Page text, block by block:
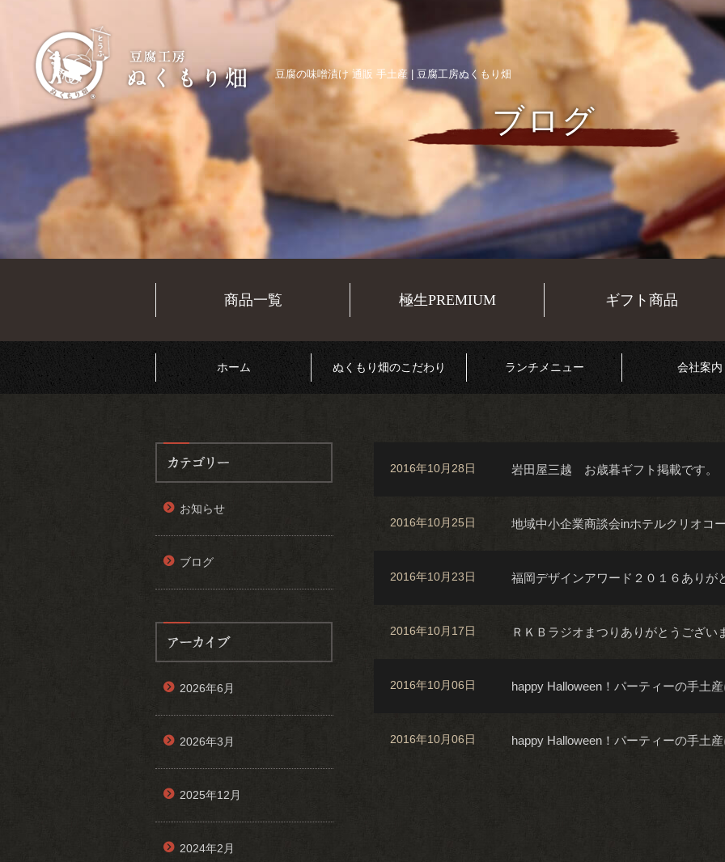
豆腐の味噌漬け 通販 手土産 | 豆腐工房ぬくもり畑
ブログ
商品一覧 極生PREMIUM ギフト商品
ホーム ぬくもり畑のこだわり ランチメニュー 会社案内
お知らせ
ブログ
2026年6月
2026年3月
2025年12月
2024年2月
2016年10月28日 岩田屋三越 お歳暮ギフト掲載です。
2016年10月25日 地域中小企業商談会inホテルクリオコ
2016年10月23日 福岡デザインアワード２０１６ありが
2016年10月17日 ＲＫＢラジオまつりありがとうござい
2016年10月06日 happy Halloween！パーティーの手土
2016年10月06日 happy Halloween！パーティーの手土